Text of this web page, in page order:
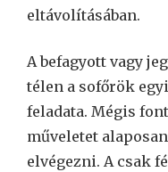
eltávolításában.
A befagyott vagy
télen a sofőrök
feladata. Mégis
műveletet
elvégezni. A csak